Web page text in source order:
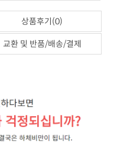
상품후기(0)
교환 및 반품/배송/결제